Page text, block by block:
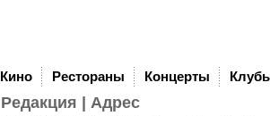
Кино Рестораны Концерты
Редакция Адрес